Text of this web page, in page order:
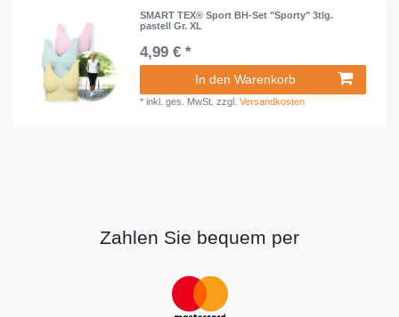
SMART TEX® Sport BH-Set "Sporty" 3tlg.
pastell Gr. XL
4,99 € *
In den Warenkorb
*inkl. ges. MwSt. zzgl.Versandkosten
Zahlen Sie bequem per